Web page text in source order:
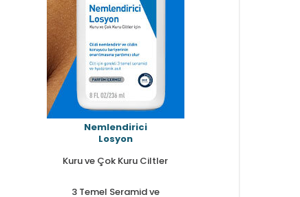
Nemlendirici
Losyon
Kuru ve Çok Kuru Ciltler
3 Temel Seramid ve